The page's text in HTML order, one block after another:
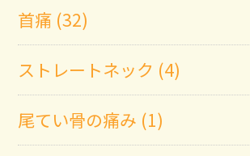
首痛 (32)
ストレートネック (4)
尾てい骨の痛み (1)